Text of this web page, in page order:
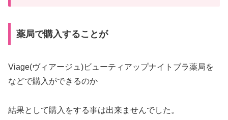
薬局で購入することが
Viage(ヴィアージュ)ビューティアップナイトブラ薬局を
などで購入ができるのか
結果として購入をする事は出来ませんでした。